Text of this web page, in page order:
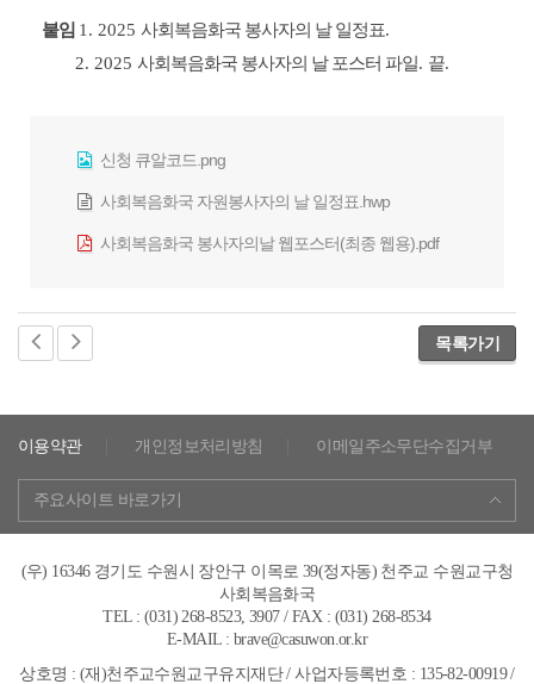
붙임 1. 2025 사회복음화국 봉사자의 날 일정표.
2. 2025 사회복음화국 봉사자의 날 포스터 파일. 끝.
신청 큐알코드.png
사회복음화국 자원봉사자의 날 일정표.hwp
사회복음화국 봉사자의날 웹포스터(최종 웹용).pdf
목록가기
이용약관 개인정보처리방침 이메일주소무단수집거부
주요사이트 바로가기
(우) 16346 경기도 수원시 장안구 이목로 39(정자동) 천주교 수원교구청
사회복음화국
TEL : (031) 268-8523, 3907 / FAX : (031) 268-8534
E-MAIL : brave@casuwon.or.kr
상호명 : (재)천주교수원교구유지재단 / 사업자등록번호 : 135-82-00919 /